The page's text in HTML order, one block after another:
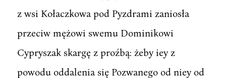
z wsi Kołaczkowa pod Pyzdrami zaniosła
przeciw mężowi swemu Dominikowi
Cypryszak skargę z proźbą: żeby iey z
powodu oddalenia się Pozwanego od niey od